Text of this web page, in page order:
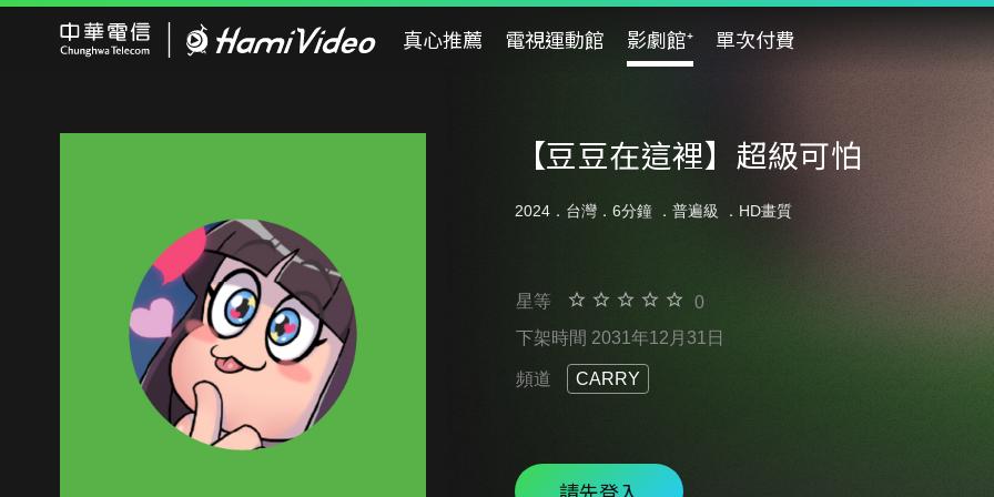
真心推薦 電視運動館 影劇館⁺ 單次付費
【豆豆在這裡】超級可怕
2024．台灣．6分鐘 ． 普遍級 ．HD畫質
星等
0
下架時間 2031年12月31日
頻道 CARRY